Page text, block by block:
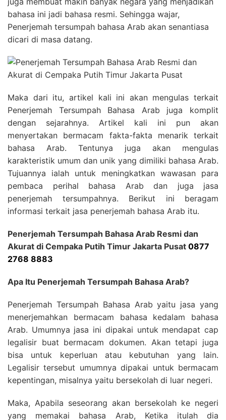
bahasa ini jadi bahasa resmi. Sehingga wajar,
Penerjemah tersumpah bahasa Arab akan senantiasa
dicari di masa datang.
Maka dari itu, artikel kali ini akan mengulas terkait
Penerjemah Tersumpah Bahasa Arab juga komplit
dengan sejarahnya. Artikel kali ini pun akan
menyertakan bermacam fakta-fakta menarik terkait
bahasa Arab. Tentunya juga akan mengulas
karakteristik umum dan unik yang dimiliki bahasa Arab.
Tujuannya ialah untuk meningkatkan wawasan para
pembaca perihal bahasa Arab dan juga jasa
penerjemah tersumpahnya. Berikut ini beragam
informasi terkait jasa penerjemah bahasa Arab itu.
Penerjemah Tersumpah Bahasa Arab Resmi dan
Akurat di Cempaka Putih Timur Jakarta Pusat 0877
2768 8883
Apa Itu Penerjemah Tersumpah Bahasa Arab?
Penerjemah Tersumpah Bahasa Arab yaitu jasa yang
menerjemahkan bermacam bahasa kedalam bahasa
Arab. Umumnya jasa ini dipakai untuk mendapat cap
legalisir buat bermacam dokumen. Akan tetapi juga
bisa untuk keperluan atau kebutuhan yang lain.
Legalisir tersebut umumnya dipakai untuk bermacam
kepentingan, misalnya yaitu bersekolah di luar negeri.
Maka, Apabila seseorang akan bersekolah ke negeri
yang memakai bahasa Arab, Ketika itulah dia